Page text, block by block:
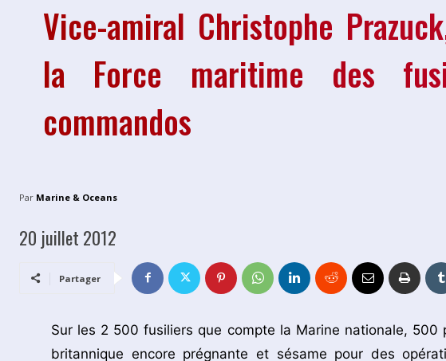
Vice-amiral Christophe
la Force maritime des
commandos
Par Marine & Oceans
20 juillet 2012
Partager
Sur les 2 500 fusiliers que compte la Marine nationale,
britannique encore prégnante et sésame pour des